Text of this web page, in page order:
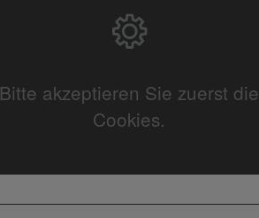
Bitte akzeptieren Sie zuerst die
Cookies.